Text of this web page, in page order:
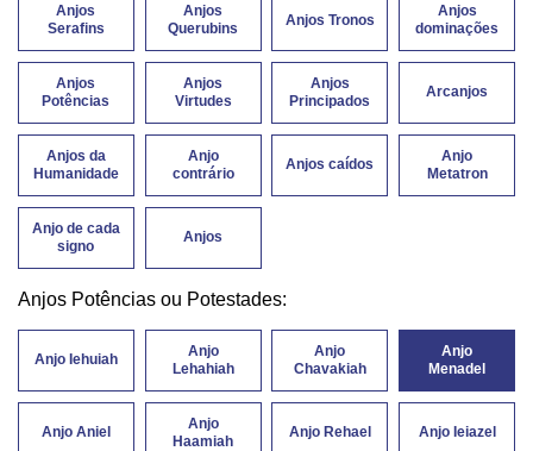
Anjos
Serafins
Anjos
Querubins
Anjos Tronos
Anjos
dominações
Anjos
Potências
Anjos
Virtudes
Anjos
Principados
Arcanjos
Anjos da
Humanidade
Anjo
contrário
Anjos caídos
Anjo
Metatron
Anjo de cada
signo
Anjos
Anjos Potências ou Potestades:
Anjo Iehuiah
Anjo
Lehahiah
Anjo
Chavakiah
Anjo
Menadel
Anjo Aniel
Anjo
Haamiah
Anjo Rehael Anjo Ieiazel